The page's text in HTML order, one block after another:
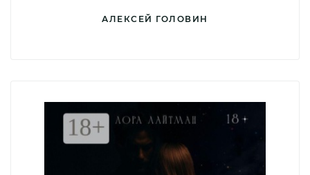
АЛЕКСЕЙ ГОЛОВИН